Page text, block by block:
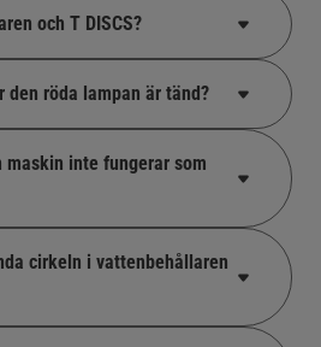
och T DISCS?
den röda lampan är tänd?
maskin inte fungerar som
cirkeln i vattenbehållaren